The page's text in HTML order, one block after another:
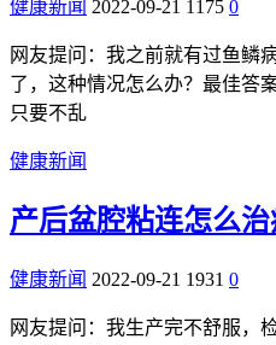
健康新闻 2022-09-21 1175 0
网友提问：我之前就有过鱼鳞
了，这种情况怎么办？最佳答
只要不乱
健康新闻
产后盆腔粘连怎么
健康新闻 2022-09-21 1931 0
网友提问：我生产完不舒服，